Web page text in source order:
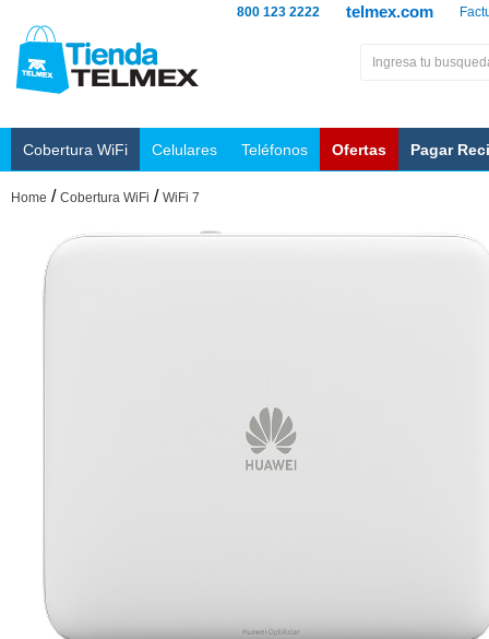
telmex.com
800 123 2222
Cobertura WiFi Celulares Teléfonos Ofertas Pagar
Home / Cobertura WiFi / WiFi 7